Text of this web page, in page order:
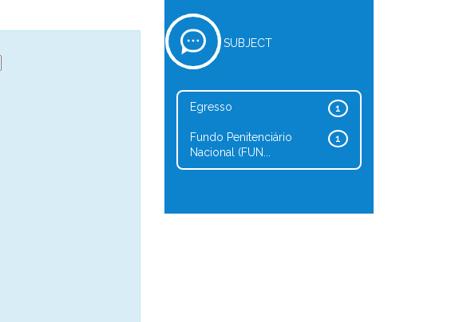
SUBJECT
1
Egresso
1
Fundo Penitenciário
Nacional (FUN...